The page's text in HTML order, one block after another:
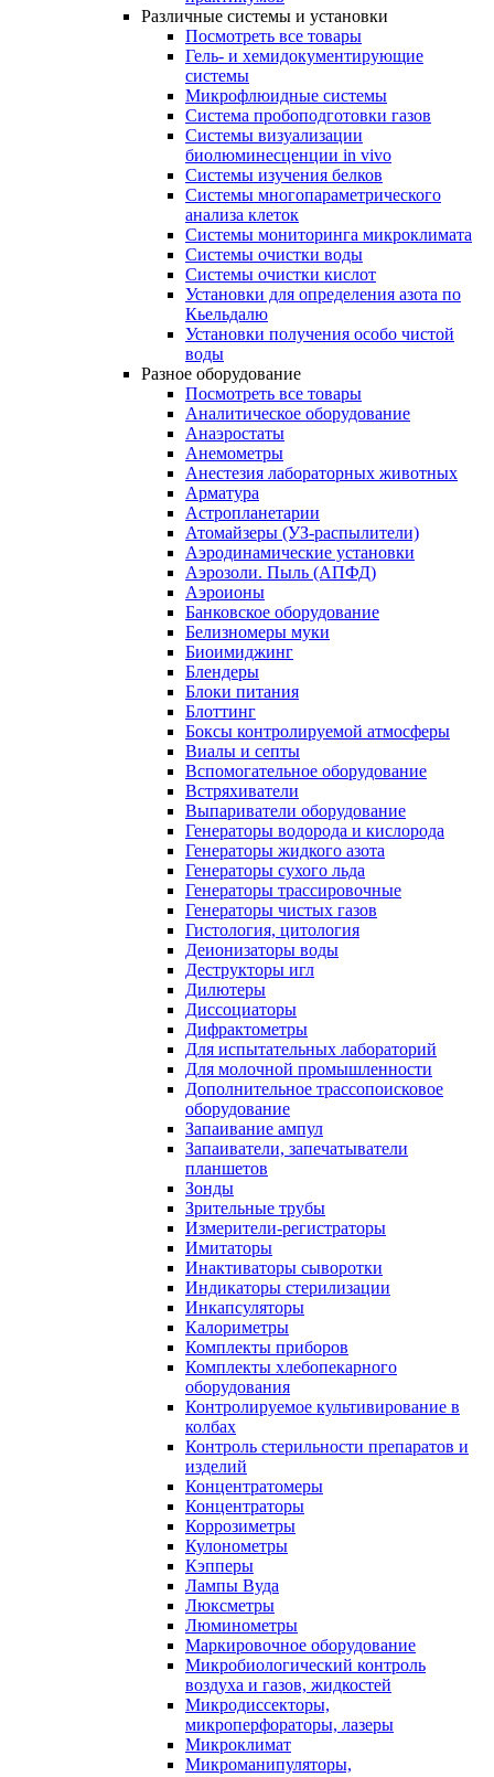
Различные системы и установки
Посмотреть все товары
Гель- и хемидокументирующие
системы
Микрофлюидные системы
Система пробоподготовки газов
Системы визуализации
биолюминесценции in vivo
Системы изучения белков
Системы многопараметрического
анализа клеток
Системы мониторинга микроклимата
Системы очистки воды
Системы очистки кислот
Установки для определения азота по
Кьельдалю
Установки получения особо чистой
воды
Разное оборудование
Посмотреть все товары
Аналитическое оборудование
Анаэростаты
Анемометры
Анестезия лабораторных животных
Арматура
Астропланетарии
Атомайзеры (УЗ-распылители)
Аэродинамические установки
Аэрозоли. Пыль (АПФД)
Аэроионы
Банковское оборудование
Белизномеры муки
Биоимиджинг
Блендеры
Блоки питания
Блоттинг
Боксы контролируемой атмосферы
Виалы и септы
Вспомогательное оборудование
Встряхиватели
Выпариватели оборудование
Генераторы водорода и кислорода
Генераторы жидкого азота
Генераторы сухого льда
Генераторы трассировочные
Генераторы чистых газов
Гистология, цитология
Деионизаторы воды
Деструкторы игл
Дилютеры
Диссоциаторы
Дифрактометры
Для испытательных лабораторий
Для молочной промышленности
Дополнительное трассопоисковое
оборудование
Запаивание ампул
Запаиватели, запечатыватели
планшетов
Зонды
Зрительные трубы
Измерители-регистраторы
Имитаторы
Инактиваторы сыворотки
Индикаторы стерилизации
Инкапсуляторы
Калориметры
Комплекты приборов
Комплекты хлебопекарного
оборудования
Контролируемое культивирование в
колбах
Контроль стерильности препаратов и
изделий
Концентратомеры
Концентраторы
Коррозиметры
Кулонометры
Кэпперы
Лампы Вуда
Люксметры
Люминометры
Маркировочное оборудование
Микробиологический контроль
воздуха и газов, жидкостей
Микродиссекторы,
микроперфораторы, лазеры
Микроклимат
Микроманипуляторы,